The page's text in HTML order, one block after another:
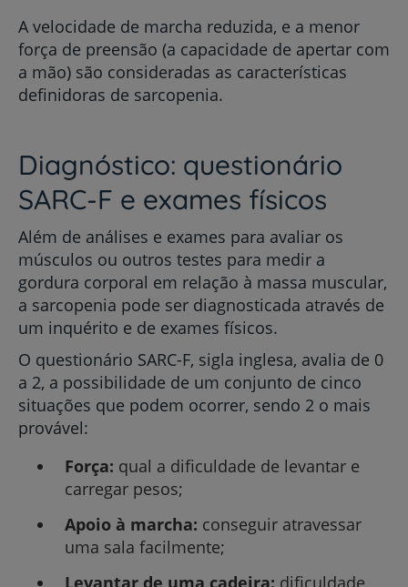
A velocidade de marcha reduzida, e a menor
força de preensão (a capacidade de apertar com
a mão) são consideradas as características
definidoras de sarcopenia.
Diagnóstico: questionário
SARC-F e exames físicos
Além de análises e exames para avaliar os
músculos ou outros testes para medir a
gordura corporal em relação à massa muscular,
a sarcopenia pode ser diagnosticada através de
um inquérito e de exames físicos.
O questionário SARC-F, sigla inglesa, avalia de 0
a 2, a possibilidade de um conjunto de cinco
situações que podem ocorrer, sendo 2 o mais
provável:
Força: qual a dificuldade de levantar e
carregar pesos;
Apoio à marcha: conseguir atravessar
uma sala facilmente;